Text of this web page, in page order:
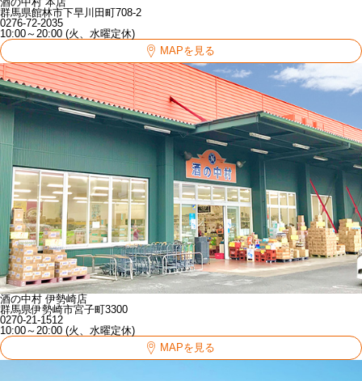
群馬県館林市下早川田町708-2
0276-72-2035
10:00～20:00 (火、水曜定休)
MAPを見る
酒の中村 伊勢崎店
群馬県伊勢崎市宮子町3300
0270-21-1512
10:00～20:00 (火、水曜定休)
MAPを見る